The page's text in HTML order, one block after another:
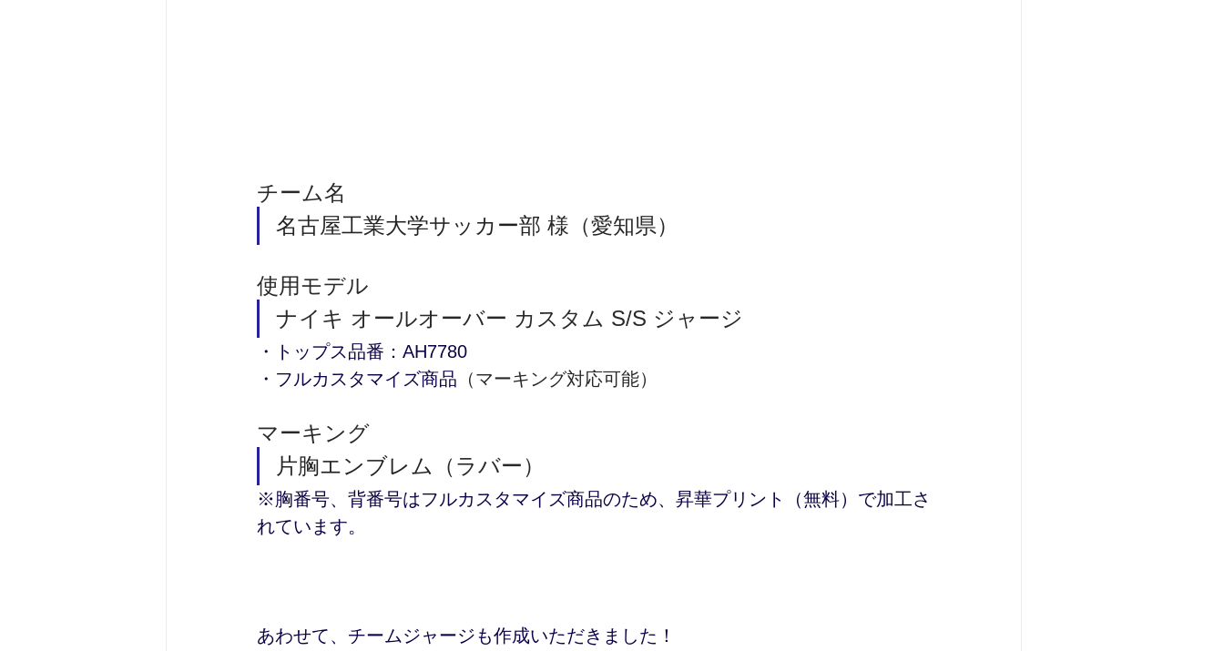
チーム名
名古屋工業大学サッカー部 様（愛知県）
使用モデル
ナイキ オールオーバー カスタム S/S ジャージ
・トップス品番：AH7780
・フルカスタマイズ商品 （マーキング対応可能）
マーキング
片胸エンブレム
（ラバー）
※胸番号、背番号はフルカスタマイズ商品のため、昇華プリント（無料）で加工さ
れています。
あわせて、チームジャージも作成いただきました！